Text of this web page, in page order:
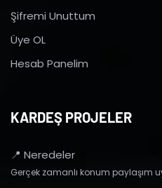
Şifremi Unuttum
Üye OL
Hesab Panelim
KARDEŞ PROJELER
📍 Neredeler
Gerçek zamanlı konum paylaşım